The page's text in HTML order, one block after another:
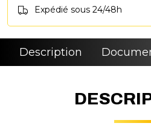
Expédié sous 24/48h
Description